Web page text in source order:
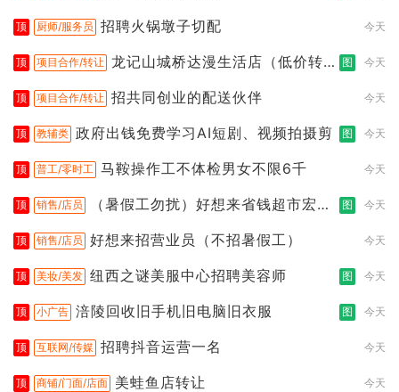
顶 厨师/服务员 招聘火锅墩子切配 今天
顶 项目合作/转让 龙记山城桥达漫生活店（低价转
图 今天
顶 项目合作/转让 招共同创业的配送伙伴 今天
顶 教辅类 政府出钱免费学习AI短剧、视频拍摄剪 图 今天
顶 普工/零时工 马鞍操作工不体检男女不限6千 今天
顶 销售/店员
（暑假工勿扰）好想来省钱超市宏声
图 今天
顶 销售/店员 好想来招营业员（不招暑假工） 今天
顶 美妆/美发 纽西之谜美服中心招聘美容师 图 今天
顶 小广告 涪陵回收旧手机旧电脑旧衣服 图 今天
顶 互联网/传媒 招聘抖音运营一名 今天
顶 商铺/门面/店面 美蛙鱼店转让 今天